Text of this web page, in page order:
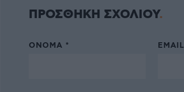
ΠΡΟΣΘΗΚΗ ΣΧΟΛΙΟΥ
ΌΝΟΜΑ * EMAIL